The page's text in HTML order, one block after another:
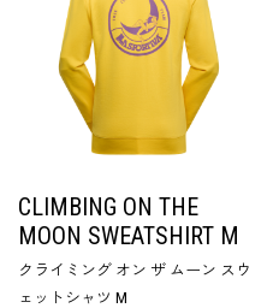
CLIMBING ON THE
MOON SWEATSHIRT M
クライミング オン ザ ムーン スウ
ェットシャツ M